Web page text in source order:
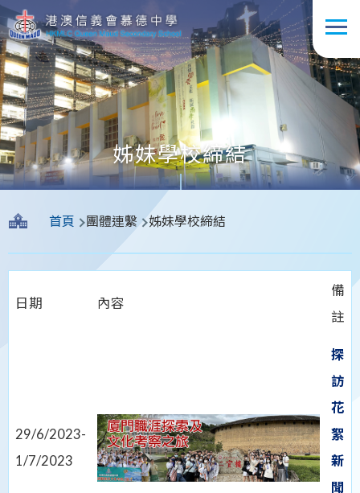
移至主內容
姊妹學校締結
航
連
首頁 團體連繫 姊妹學校締結
日期 內容
備
註
29/6/2023-
1/7/2023
探
訪
花
絮
新
聞